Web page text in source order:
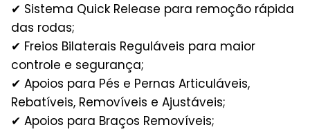
✔ Sistema Quick Release para remoção rápida
das rodas;
✔ Freios Bilaterais Reguláveis para maior
controle e segurança;
✔ Apoios para Pés e Pernas Articuláveis,
Rebatíveis, Removíveis e Ajustáveis;
✔ Apoios para Braços Removíveis;